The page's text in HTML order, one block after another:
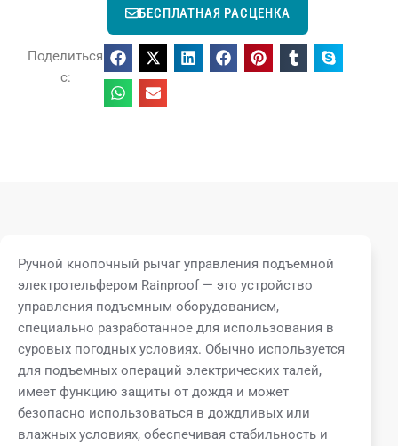
БЕСПЛАТНАЯ РАСЦЕНКА
Поделиться
с:
Ручной кнопочный рычаг управления подъемной
электротельфером Rainproof — это устройство
управления подъемным оборудованием,
специально разработанное для использования в
суровых погодных условиях. Обычно используется
для подъемных операций электрических талей,
имеет функцию защиты от дождя и может
безопасно использоваться в дождливых или
влажных условиях, обеспечивая стабильность и